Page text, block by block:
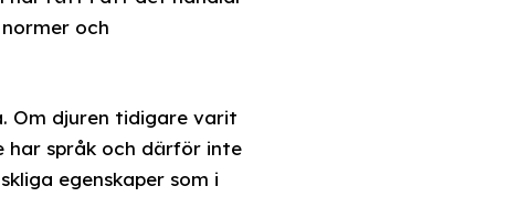
och
Om djuren tidigare varit
språk och därför inte
egenskaper som i